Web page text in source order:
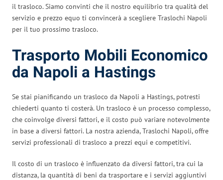
il trasloco. Siamo convinti che il nostro equilibrio tra qualità del
servizio e prezzo equo ti convincerà a scegliere Traslochi Napoli
per il tuo prossimo trasloco.
Trasporto Mobili Economico
da Napoli a Hastings
Se stai pianificando un trasloco da Napoli a Hastings, potresti
chiederti quanto ti costerà. Un trasloco è un processo complesso,
che coinvolge diversi fattori, e il costo può variare notevolmente
in base a diversi fattori. La nostra azienda, Traslochi Napoli, offre
servizi professionali di trasloco a prezzi equi e competitivi.
Il costo di un trasloco è influenzato da diversi fattori, tra cui la
distanza, la quantità di beni da trasportare e i servizi aggiuntivi